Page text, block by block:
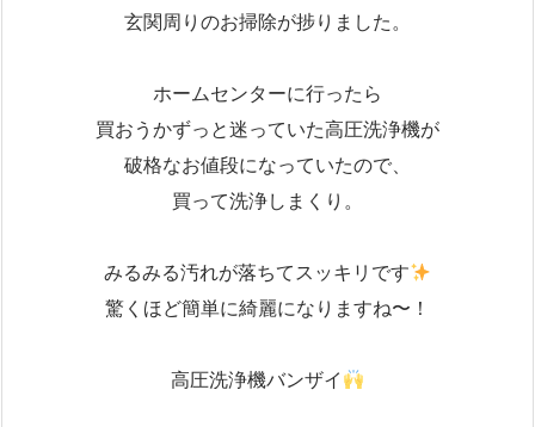
玄関周りのお掃除が捗りました。
ホームセンターに行ったら
買おうかずっと迷っていた高圧洗浄機が
破格なお値段になっていたので、
買って洗浄しまくり。
みるみる汚れが落ちてスッキリです
驚くほど簡単に綺麗になりますね〜！
高圧洗浄機バンザイ